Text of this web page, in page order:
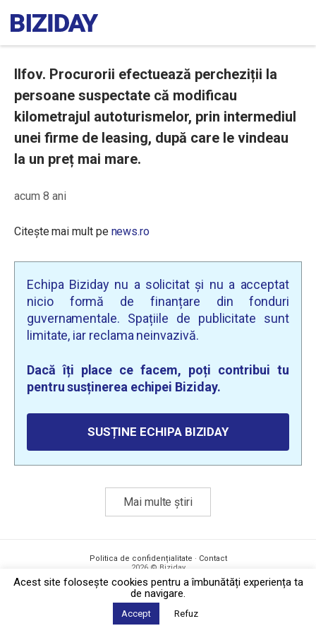
Ilfov. Procurorii efectuează percheziții la
persoane suspectate că modificau
kilometrajul autoturismelor, prin intermediul
unei firme de leasing, după care le vindeau
la un preț mai mare.
acum 8 ani
Citește mai mult pe news.ro
Echipa Biziday nu a solicitat și nu a acceptat
nicio formă de finanțare din fonduri
guvernamentale. Spațiile de publicitate sunt
limitate, iar reclama neinvazivă.
Dacă îți place ce facem, poți contribui tu
pentru susținerea echipei Biziday.
SUSȚINE ECHIPA BIZIDAY
Mai multe știri
Politica de confidențialitate · Contact
2026 © Biziday
Acest site foloseşte cookies pentru a îmbunătăți experiența ta
de navigare.
Accept Refuz